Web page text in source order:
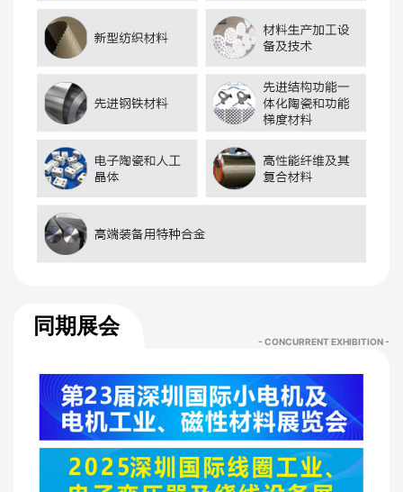
同期展会
- CONCURRENT EXHIBITION -